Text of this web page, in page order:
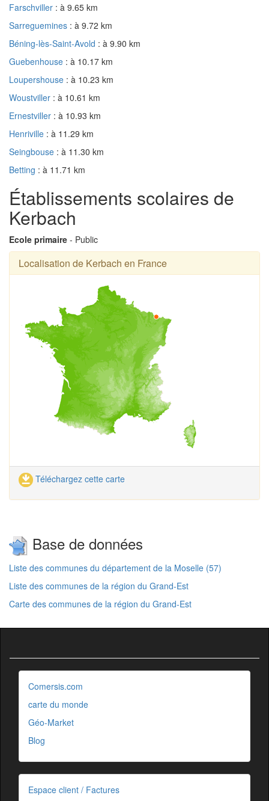
Farschviller : à 9.65 km
Sarreguemines : à 9.72 km
Béning-lès-Saint-Avold : à 9.90 km
Guebenhouse : à 10.17 km
Loupershouse : à 10.23 km
Woustviller : à 10.61 km
Ernestviller : à 10.93 km
Henriville : à 11.29 km
Seingbouse : à 11.30 km
Betting : à 11.71 km
Établissements scolaires de
Kerbach
Ecole primaire - Public
Localisation de Kerbach en France
Téléchargez cette carte
Base de données
Liste des communes du département de la Moselle (57)
Liste des communes de la région du Grand-Est
Carte des communes de la région du Grand-Est
Comersis.com
carte du monde
Géo-Market
Blog
Espace client / Factures